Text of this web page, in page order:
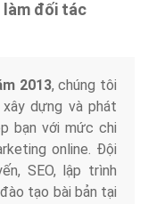
làm đối tác
2013, chúng tôi
dựng và phát
bạn với mức chi
online. Đội
SEO, lập trình
tạo bài bản tại